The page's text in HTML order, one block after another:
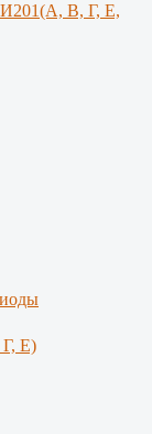
В, Г, Е,
Е)